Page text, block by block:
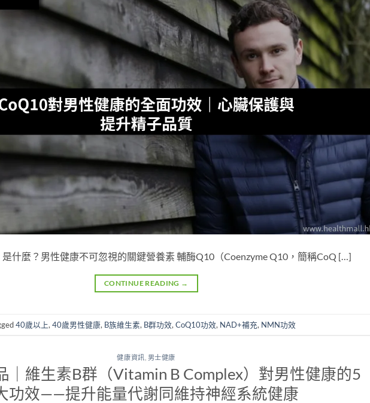
什麼？男性健康不可忽視的關鍵營養素 輔酶Q10（Coenzyme Q10，簡稱CoQ […]
CONTINUE READING →
40歲以上, 40歲男性健康, B族維生素, B群功效, CoQ10功效, NAD+補充, NMN功效
健康資訊 男士健康
｜維生素B群（Vitamin B Complex）對男性健康的5
功效——提升能量代謝同維持神經系統健康